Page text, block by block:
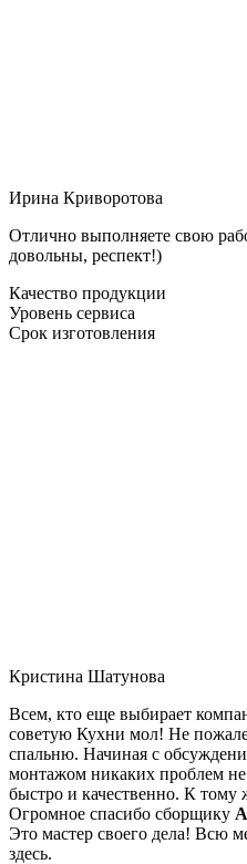
Ирина Криворотова
Отлично выполняете свою
довольны, респект!)
Качество продукции
Уровень сервиса
Срок изготовления
Кристина Шатунова
Всем, кто еще выбирает
советую Кухни мол! Не
спальню. Начиная с
монтажом никаких проблем
быстро и качественно. К тому
Огромное спасибо сборщику
Это мастер своего дела! Всю
здесь.